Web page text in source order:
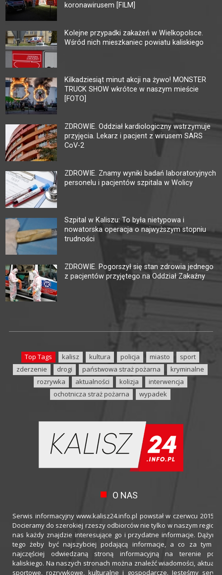
koronawirusem [FILM]
Kolejne przypadki zakażeń w Wielkopolsce.
Wśród nich mieszkaniec powiatu kaliskiego
Kilkadziesiąt minut akcji na żywo! MONSTER
TRUCK SHOW wkrótce w naszym mieście
[FOTO]
ZDROWIE. Oddział kardiologiczny wstrzymuje
przyjęcia. Lekarz i pacjent z wirusem SARS
CoV-2
ZDROWIE. Znamy wyniki badań laboratoryjnych
personelu i pacjentów szpitala w Wolicy
Szpital w Kaliszu: To była nietypowa i
nowatorska operacja o najwyższym stopniu
trudności
ZDROWIE. Pogorszył się stan zdrowia jednego
z pacjentów przyjętego na Oddział Zakaźny
Top Tags kalisz kultura policja miasto
sport
zderzenie
drogi państwowa straż pożarna
kryminalne
rozrywka
aktualności kolizja
interwencja
ochotnicza straż pożarna
wypadek
O NAS
Serwis informacyjny www.kalisz24.info.pl powstał w czerwcu 2015
Docieramy do szerokiej rzeszy odbiorców nie tylko w naszym
nas każdy znajdzie interesujące go i przydatne informacje.
tego żeby być najszybciej podającą informacje, a co za tym
najczęściej odwiedzaną stroną informacyjną na terenie
kaliskiego. Na naszych stronach można znaleźć wiadomości,
sportowe, rozrywkowe, kulturalne i gospodarcze. Jesteśmy